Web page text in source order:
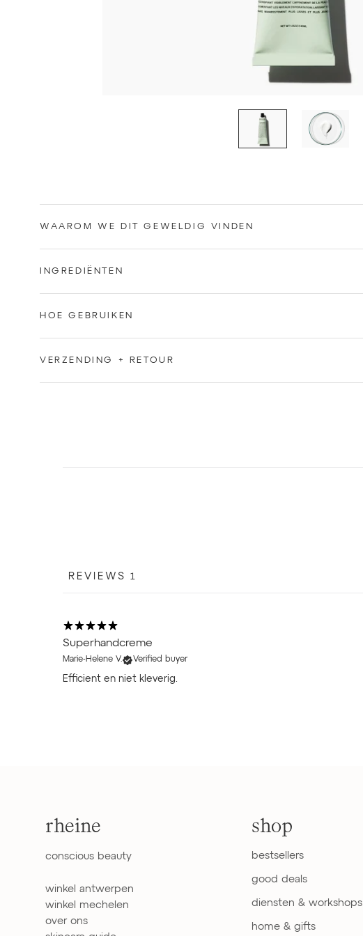
WAAROM WE DIT GEWELDIG VINDEN
INGREDIËNTEN
HOE GEBRUIKEN
VERZENDING + RETOUR
REVIEWS 1
Superhandcreme
Marie-Helene V. Verified buyer
Efficient en niet kleverig.
rheine
conscious beauty
winkel antwerpen
winkel mechelen
over ons
shop
bestsellers
good deals
diensten & workshops
home & gifts